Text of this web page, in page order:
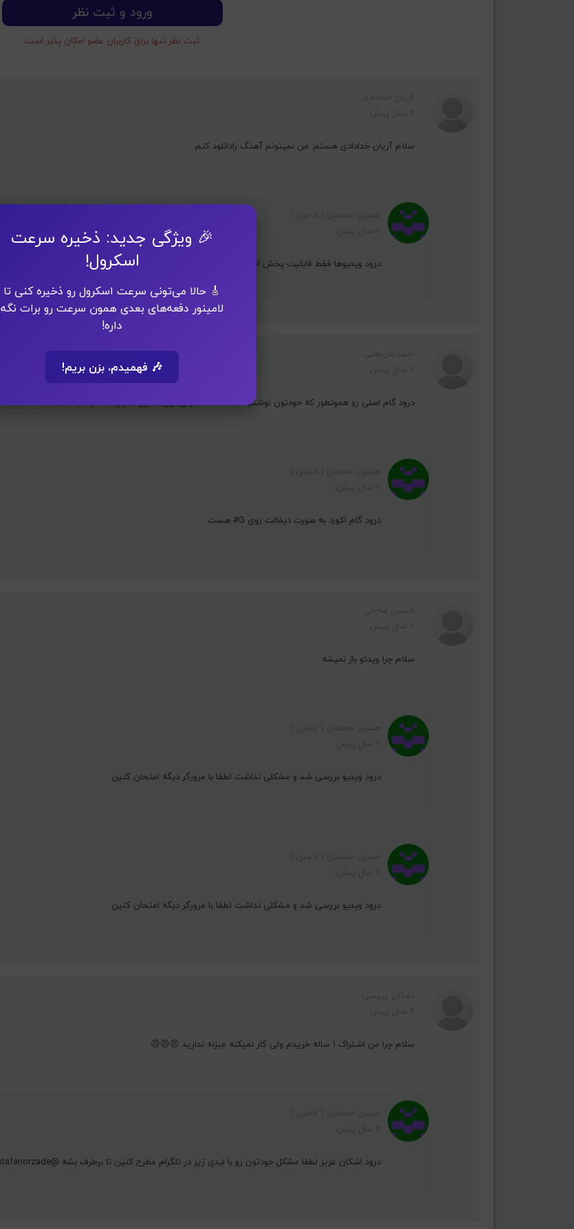
🎉 ویژگی جدید: ذخیره سرعت
اسکرول!
🎸 حالا می‌تونی سرعت اسکرول رو ذخیره کنی تا
لامینور دفعه‌های بعدی همون سرعت رو برات نگه
داره!
🎶 فهمیدم، بزن بریم!
ورود و ثبت نظر
ثبت نظر تنها برای کاربران عضو امکان پذیر است
سلام آریان خدادادی هستم. من نمیتونم آهنگ رادانلود کنم.
درود ویدیوها فقط قابلیت پخش انلاین رو دارن
درود گام اصلی رو همونطور که خودتون نوشتید G#m هست ولی توی تغییر گام و انتخاب نیست؟
درود گام اکورد به صورت دیفالت روی G# هست
سلام چرا ویدئو باز نمیشه
درود ویدیو بررسی شد و مشکلی نداشت لطفا با مرورگر دیگه امتحان کنین
درود ویدیو بررسی شد و مشکلی نداشت لطفا با مرورگر دیگه امتحان کنین
سلام چرا من اشتراک 1 ساله خریدم ولی کار نمیکنه میزنه ندارید 😠😠😠
درود اشکان عزیز لطفا مشکل حودتون رو با ایدی زیر در تلگرام مطرح کنین تا برطرف بشه @mostafanorzade